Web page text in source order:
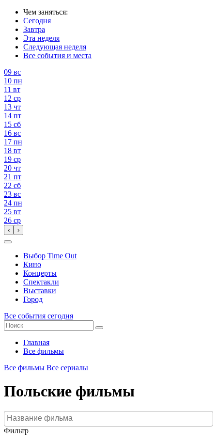
Чем заняться:
Сегодня
Завтра
Эта неделя
Следующая неделя
Все события и места
09 вс
10 пн
11 вт
12 ср
13 чт
14 пт
15 сб
16 вс
17 пн
18 вт
19 ср
20 чт
21 пт
22 сб
23 вс
24 пн
25 вт
26 ср
‹ ›
Выбор Time Out
Кино
Концерты
Спектакли
Выставки
Город
Все события сегодня
Главная
Все фильмы
Все фильмы Все сериалы
Польские фильмы
Фильтр